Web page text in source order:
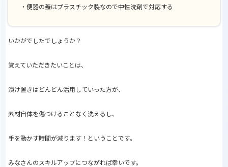
・便器の蓋はプラスチック製なので中性洗剤で対応する
いかがでしたでしょうか？
覚えていただきたいことは、
漬け置きはどんどん活用していった方が、
素材自体を傷つけることなく洗えるし、
手を動かす時間が減ります！ということです。
みなさんのスキルアップにつながれば幸いです。